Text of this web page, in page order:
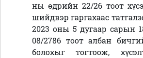
ны өдрийн 22/26 тоот
шийдвэр гаргахаас
2023 оны 5 дугаар сарын
08/2786 тоот албан
болохыг тогтоож,